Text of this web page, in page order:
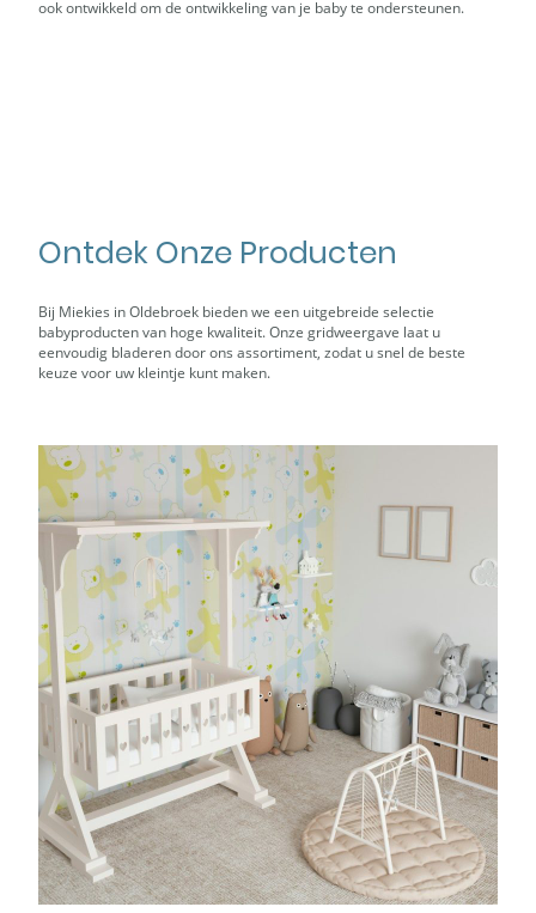
ook ontwikkeld om de ontwikkeling van je baby te ondersteunen.
Ontdek Onze Producten
Bij Miekies in Oldebroek bieden we een uitgebreide selectie
babyproducten van hoge kwaliteit. Onze gridweergave laat u
eenvoudig bladeren door ons assortiment, zodat u snel de beste
keuze voor uw kleintje kunt maken.